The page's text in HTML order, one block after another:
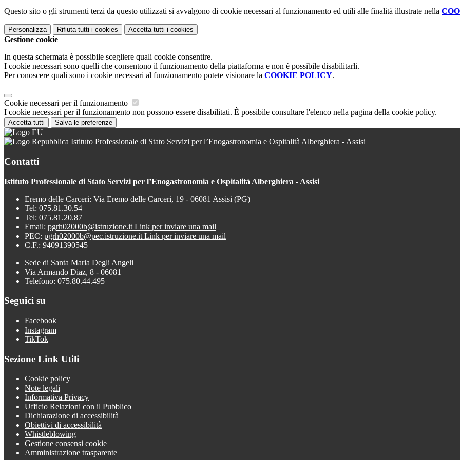
Questo sito o gli strumenti terzi da questo utilizzati si avvalgono di cookie necessari al funzionamento ed utili alle finalità illustrate nella
Personalizza Rifiuta tutti i cookies Accetta tutti i cookies
Gestione cookie
In questa schermata è possibile scegliere quali cookie consentire.
I cookie necessari sono quelli che consentono il funzionamento della piattaforma e non è possibile disabilitarli.
Per conoscere quali sono i cookie necessari al funzionamento potete visionare la COOKIE POLICY.
Cookie necessari per il funzionamento
I cookie necessari per il funzionamento non possono essere disabilitati. È possibile consultare l'elenco nella pagina della cookie policy.
Accetta tutti Salva le preferenze
Istituto Professionale di Stato Servizi per l’Enogastronomia e Ospitalità Alberghiera - Assisi
Contatti
Istituto Professionale di Stato Servizi per l’Enogastronomia e Ospitalità Alberghiera - Assisi
Eremo delle Carceri: Via Eremo delle Carceri, 19 - 06081 Assisi (PG)
Tel: 075.81.30.54
Tel: 075.81.20.87
Email: pgrh02000b@istruzione.it Link per inviare una mail
PEC: pgrh02000b@pec.istruzione.it Link per inviare una mail
C.F.: 94091390545
Sede di Santa Maria Degli Angeli
Via Armando Diaz, 8 - 06081
Telefono: 075.80.44.495
Seguici su
Facebook
Instagram
TikTok
Sezione Link Utili
Cookie policy
Note legali
Informativa Privacy
Ufficio Relazioni con il Pubblico
Dichiarazione di accessibilità
Obiettivi di accessibilità
Whistleblowing
Gestione consensi cookie
Amministrazione trasparente